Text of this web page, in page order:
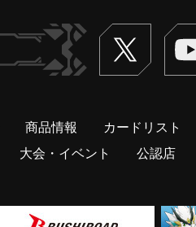
Twitter
商品情報 カードリスト
大会・イベント 公認店